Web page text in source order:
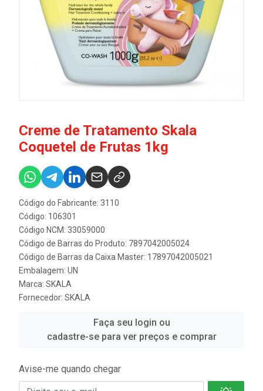
Creme de Tratamento Skala
Coquetel de Frutas 1kg
Código do Fabricante: 3110
Código: 106301
Código NCM: 33059000
Código de Barras do Produto: 7897042005024
Código de Barras da Caixa Master: 17897042005021
Embalagem: UN
Marca: SKALA
Fornecedor: SKALA
Faça seu login ou
cadastre-se para ver preços e comprar
Avise-me quando chegar